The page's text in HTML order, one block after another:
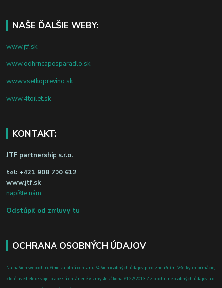
NAŠE ĎALŠIE WEBY:
www.jtf.sk
www.odhrncaposparadlo.sk
www.vsetkoprevino.sk
www.4toilet.sk
KONTAKT:
JTF partnership s.r.o.
tel: +421 908 700 612
www.jtf.sk
napíšte nám
Odstúpiť od zmluvy tu
OCHRANA OSOBNÝCH ÚDAJOV
Na našich weboch ručíme za plnú ochranu Vašich osobných údajov pred zneužitím. Všetky informácie,
ktoré uvediete o svojej osobe, sú chránené v zmysle zákona č.122/2013 Z.z. o ochrane osobných údajov a o